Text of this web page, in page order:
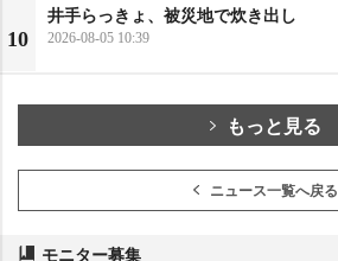
10
井手らっきょ、被災地で炊き出し
2026-08-05 10:39
もっと見る
ニュース一覧へ戻る
モニター募集